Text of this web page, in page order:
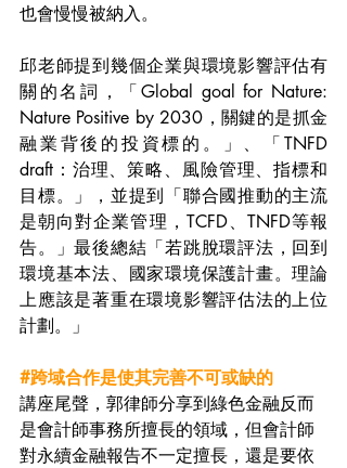
也會慢慢被納入。
邱老師提到幾個企業與環境影響評估有
關的名詞，「Global goal for Nature:
Nature Positive by 2030，關鍵的是抓金
融業背後的投資標的。」、「TNFD
draft：治理、策略、風險管理、指標和
目標。」，並提到「聯合國推動的主流
是朝向對企業管理，TCFD、TNFD等報
告。」最後總結「若跳脫環評法，回到
環境基本法、國家環境保護計畫。理論
上應該是著重在環境影響評估法的上位
計劃。」
#跨域合作是使其完善不可或缺的
講座尾聲，郭律師分享到綠色金融反而
是會計師事務所擅長的領域，但會計師
對永續金融報告不一定擅長，還是要依